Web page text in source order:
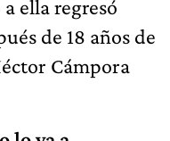
ella regresó
de 18 años de
Cámpora